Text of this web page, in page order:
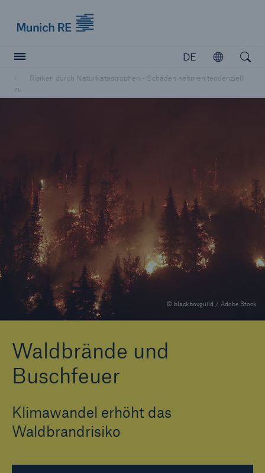
DE
Öffnen
Risiken durch Naturkatastrophen - Schäden nehmen tendenziell
zu
© blackboxguild / Adobe Stock
Waldbrände und
Buschfeuer
Klimawandel erhöht das
Waldbrandrisiko
Open
Our expert perspective for insurance